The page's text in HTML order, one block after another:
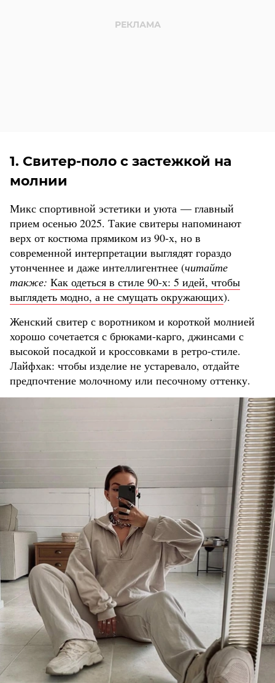
1. Свитер-поло с застежкой на
молнии
Микс спортивной эстетики и уюта — главный
прием осенью 2025. Такие свитеры напоминают
верх от костюма прямиком из 90-х, но в
современной интерпретации выглядят гораздо
утонченнее и даже интеллигентнее (читайте
также: Как одеться в стиле 90-х: 5 идей, чтобы
выглядеть модно, а не смущать окружающих).
Женский свитер с воротником и короткой молнией
хорошо сочетается с брюками-карго, джинсами с
высокой посадкой и кроссовками в ретро-стиле.
Лайфхак: чтобы изделие не устаревало, отдайте
предпочтение молочному или песочному оттенку.